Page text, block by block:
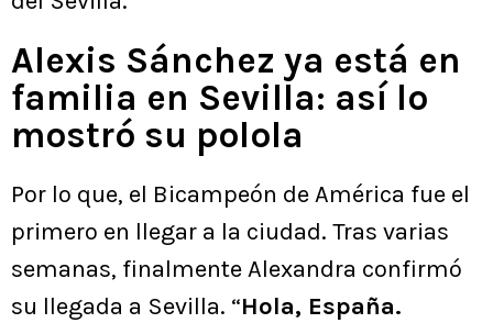
Alexis Sánchez ya está en
familia en Sevilla: así lo
mostró su polola
Por lo que, el Bicampeón de América fue el
primero en llegar a la ciudad. Tras varias
semanas, finalmente Alexandra confirmó
su llegada a Sevilla. “Hola, España.